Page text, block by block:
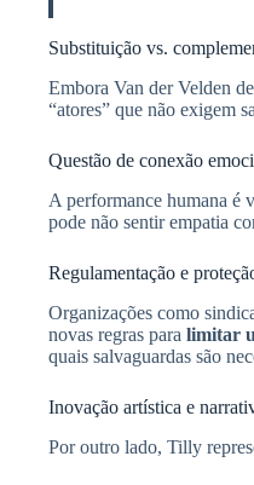
Substituição vs.
Embora Van der Velden
“atores” que não exigem
Questão de conexão
A performance humana é
pode não sentir empatia
Regulamentação e
Organizações como
novas regras para limitar
quais salvaguardas são
Inovação artística e
Por outro lado, Tilly